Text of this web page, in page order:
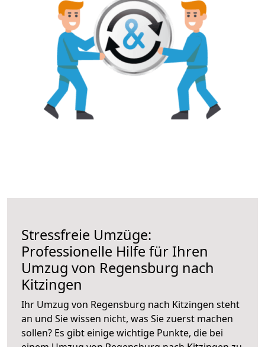
Stressfreie Umzüge:
Professionelle Hilfe für Ihren
Umzug von Regensburg nach
Kitzingen
Ihr Umzug von Regensburg nach Kitzingen steht
an und Sie wissen nicht, was Sie zuerst machen
sollen? Es gibt einige wichtige Punkte, die bei